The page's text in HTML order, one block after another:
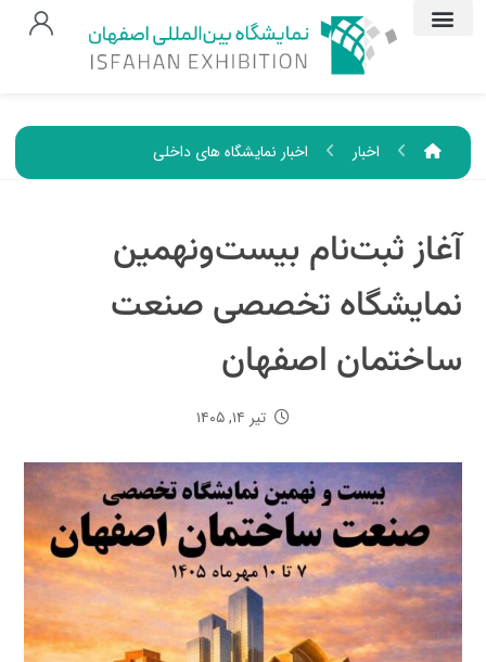
اخبار اخبار نمایشگاه های داخلی
آغاز ثبت‌نام بیست‌ونهمین
نمایشگاه تخصصی صنعت
ساختمان اصفهان
تیر ۱۴, ۱۴۰۵